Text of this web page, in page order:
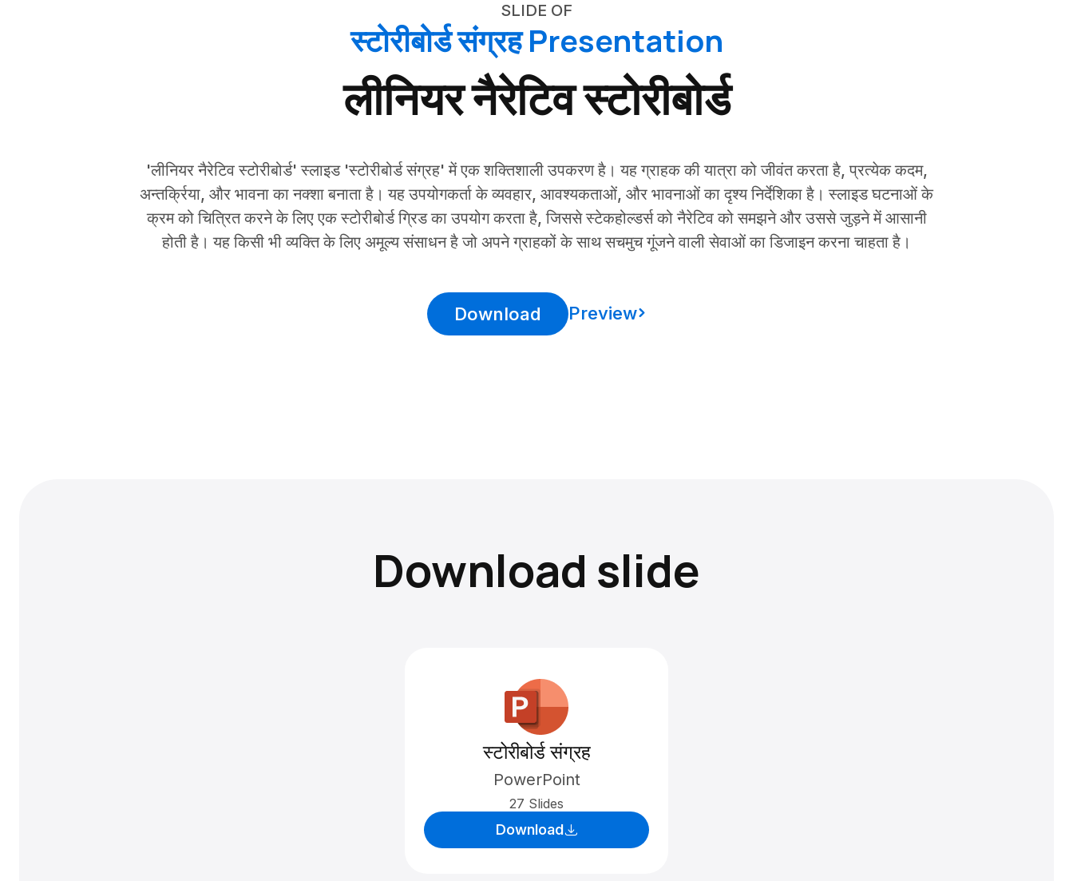
SLIDE OF
स्टोरीबोर्ड संग्रह Presentation
लीनियर नैरेटिव स्टोरीबोर्ड
'लीनियर नैरेटिव स्टोरीबोर्ड' स्लाइड 'स्टोरीबोर्ड संग्रह' में एक शक्तिशाली उपकरण है। यह ग्राहक की यात्रा को जीवंत करता है, प्रत्येक कदम,
अन्तर्क्रिया, और भावना का नक्शा बनाता है। यह उपयोगकर्ता के व्यवहार, आवश्यकताओं, और भावनाओं का दृश्य निर्देशिका है। स्लाइड घटनाओं के
क्रम को चित्रित करने के लिए एक स्टोरीबोर्ड ग्रिड का उपयोग करता है, जिससे स्टेकहोल्डर्स को नैरेटिव को समझने और उससे जुड़ने में आसानी
होती है। यह किसी भी व्यक्ति के लिए अमूल्य संसाधन है जो अपने ग्राहकों के साथ सचमुच गूंजने वाली सेवाओं का डिजाइन करना चाहता है।
Download Preview
Download slide
स्टोरीबोर्ड संग्रह
PowerPoint
27 Slides
Download